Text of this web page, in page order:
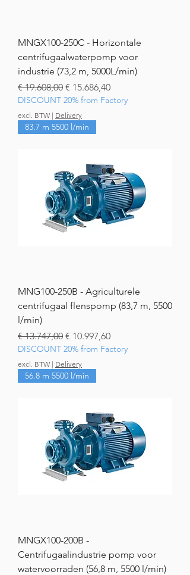
MNGX100-250C - Horizontale
centrifugaalwaterpomp voor
industrie (73,2 m, 5000L/min)
Normale prijs
€ 19.608,00 Verkoopprijs
€ 15.686,40
DISCOUNT 20% from Factory
excl. BTW | Delivery
83.7 m 5500 l/min
MNG100-250B - Agriculturele
centrifugaal flenspomp (83,7 m, 5500
l/min)
Normale prijs
€ 13.747,00 Verkoopprijs
€ 10.997,60
DISCOUNT 20% from Factory
excl. BTW | Delivery
56.8 m 5500 l/min
MNGX100-200B -
Centrifugaalindustrie pomp voor
watervoorraden (56,8 m, 5500 l/min)